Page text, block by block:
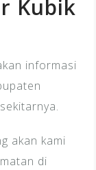
Kubik
informasi
akan kami
di